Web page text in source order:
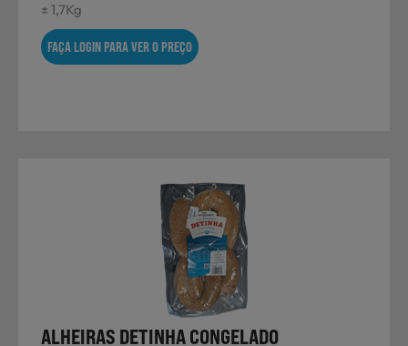
± 1,7Kg
FAÇA LOGIN PARA VER O PREÇO
ALHEIRAS DETINHA CONGELADO